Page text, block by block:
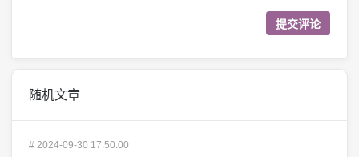
随机文章
# 2024-09-30 17:50:00